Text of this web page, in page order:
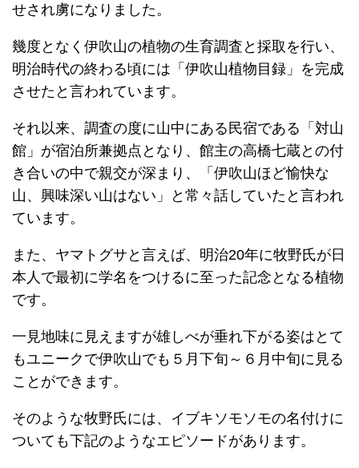
せされ虜になりました。
幾度となく伊吹山の植物の生育調査と採取を行い、
明治時代の終わる頃には「伊吹山植物目録」を完成
させたと言われています。
それ以来、調査の度に山中にある民宿である「対山
館」が宿泊所兼拠点となり、館主の高橋七蔵との付
き合いの中で親交が深まり、「伊吹山ほど愉快な
山、興味深い山はない」と常々話していたと言われ
ています。
また、ヤマトグサと言えば、明治20年に牧野氏が日
本人で最初に学名をつけるに至った記念となる植物
です。
一見地味に見えますが雄しべが垂れ下がる姿はとて
もユニークで伊吹山でも５月下旬～６月中旬に見る
ことができます。
そのような牧野氏には、イブキソモソモの名付けに
ついても下記のようなエピソードがあります。